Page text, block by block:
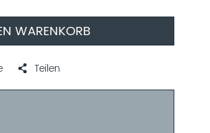
WARENKORB
Teilen